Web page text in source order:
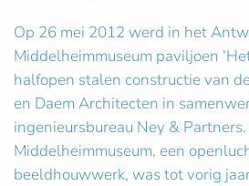
Op 26 mei 2012 werd in het
Middelheimmuseum paviljoen
halfopen stalen constructie van
en Daem Architecten in
ingenieursbureau Ney &
Middelheimmuseum, een
beeldhouwwerk, was tot vorig